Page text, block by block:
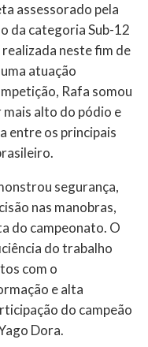
assessorado pela
da categoria Sub-12
neste fim de
atuação
Rafa somou
alto do pódio e
entre os principais
segurança,
nas manobras,
do campeonato. O
do trabalho
com o
e alta
do campeão
Dora.